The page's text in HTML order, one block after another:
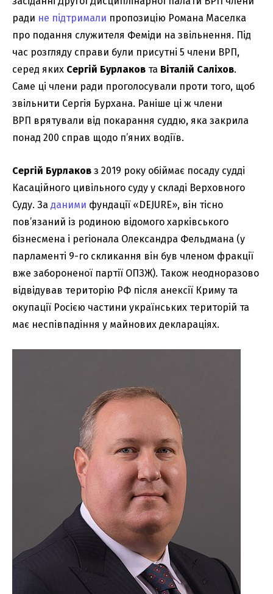
ради не підтримали пропозицію Романа Маселка
про подання служителя Феміди на звільнення. Під
час розгляду справи були присутні 5 члени ВРП,
серед яких Сергій Бурлаков та Віталій Саліхов.
Саме ці члени ради проголосували проти того, щоб
звільнити Сергія Бурхана. Раніше ці ж члени
ВРП врятували від покарання суддю, яка закрила
понад 200 справ щодо п’яних водіїв.
Сергій Бурлаков з 2019 року обіймає посаду судді
Касаційного цивільного суду у складі Верховного
Суду. За даними фундації «DEJURE», він тісно
пов’язаний із родиною відомого харківського
бізнесмена і регіонала Олександра Фельдмана (у
парламенті 9-го скликання він був членом фракції
вже забороненої партії ОПЗЖ). Також неодноразово
відвідував територію РФ після анексії Криму та
окупації Росією частини українських територій та
має неспівпадіння у майнових деклараціях.